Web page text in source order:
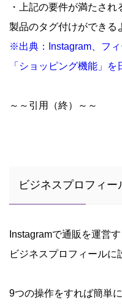
・上記の要件が満たされ
製品のタグ付けができる
※出典：Instagram、フ
「ショッピング機能」
～～引用（終）～～
ビジネスプロフィ
Instagramで通販を運営
ビジネスプロフィールに
9つの操作をすれば簡単